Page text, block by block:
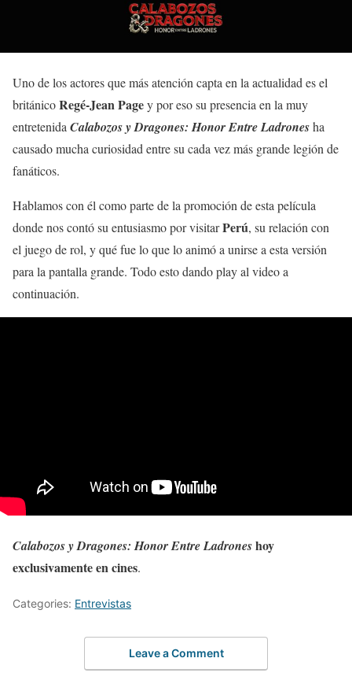
Uno de los actores que más atención capta en la actualidad es el
británicoRegé-Jean Pagey por eso su presencia en la muy
entretenida Calabozos y Dragones: Honor Entre Ladronesha
causado mucha curiosidad entre su cada vez más grande legión de
fanáticos.
Hablamos con él como parte de la promoción de esta película
donde nos contó su entusiasmo por visitarPerú, su relación con
el juego de rol, y qué fue lo que lo animó a unirse a esta versión
para la pantalla grande. Todo esto dando play al video a
continuación.
Calabozos y Dragones: Honor Entre Ladroneshoy
exclusivamente en cines.
Categories: Entrevistas
Leave a Comment